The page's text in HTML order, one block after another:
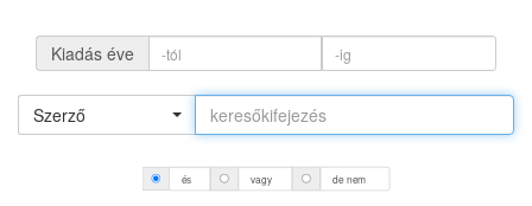
Kiadás éve
Szerző
és vagy de nem